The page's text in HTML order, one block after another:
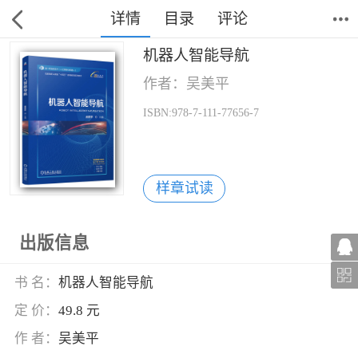
详情 目录 评论
机器人智能导航
作者：吴美平
ISBN:978-7-111-77656-7
样章试读
出版信息
书 名： 机器人智能导航
定 价： 49.8 元
作 者： 吴美平